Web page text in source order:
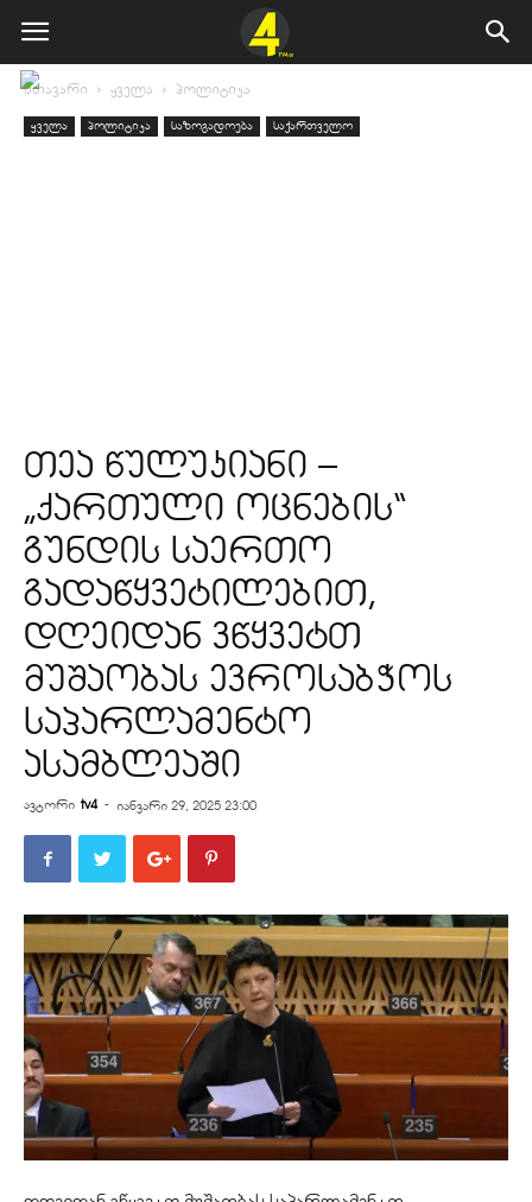
მთავარი ყველა პოლიტიკა
ყველა პოლიტიკა საზოგადოება საქართველო
თეა წულუკიანი –
„ქართული ოცნების“
გუნდის საერთო
გადაწყვეტილებით,
დღეიდან ვწყვეტთ
მუშაობას ევროსაბჭოს
საპარლამენტო
ასამბლეაში
ავტორი tv4 - იანვარი 29, 2025 23:00